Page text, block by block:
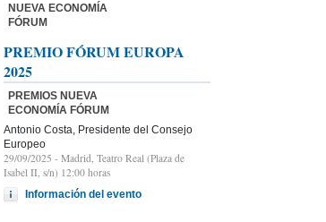
NUEVA ECONOMÍA
FÓRUM
PREMIO FÓRUM EUROPA
2025
PREMIOS NUEVA
ECONOMÍA FÓRUM
Antonio Costa, Presidente del Consejo
Europeo
29/09/2025 - Madrid, Teatro Real (Plaza de
Isabel II, s/n) 12:00 horas
Información del evento